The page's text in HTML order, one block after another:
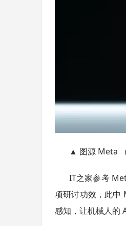
▲ 图源 Meta （
IT之家参考
项研讨功效，此中
感知，让机械人的